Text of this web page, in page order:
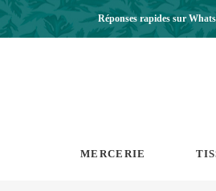
Réponses rapides sur
MERCERIE